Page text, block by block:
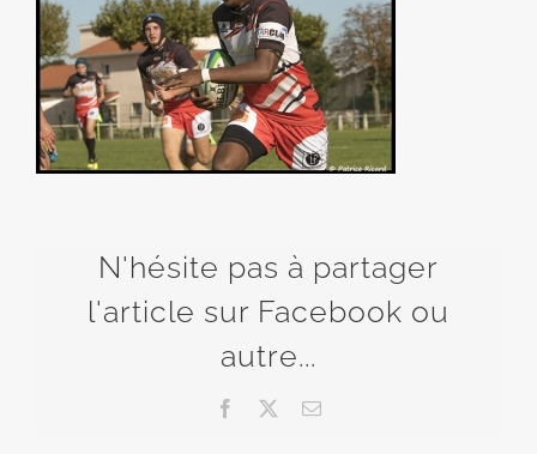
N'hésite pas à partager
l'article sur Facebook ou
autre...
Facebook Email